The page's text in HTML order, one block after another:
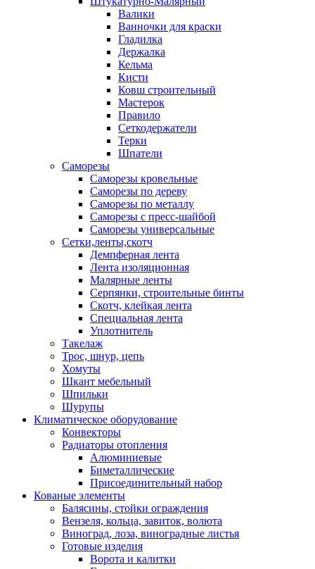
Валики
Ванночки для краски
Гладилка
Держалка
Кельма
Кисти
Ковш строительный
Мастерок
Правило
Сеткодержатели
Терки
Шпатели
Саморезы
Саморезы кровельные
Саморезы по дереву
Саморезы по металлу
Саморезы с пресс-шайбой
Саморезы универсальные
Сетки,ленты,скотч
Демпферная лента
Лента изоляционная
Малярные ленты
Серпянки, строительные бинты
Скотч, клейкая лента
Специальная лента
Уплотнитель
Такелаж
Трос, шнур, цепь
Хомуты
Шкант мебельный
Шпильки
Шурупы
Климатическое оборудование
Конвекторы
Радиаторы отопления
Алюминиевые
Биметаллические
Присоединительный набор
Кованые элементы
Балясины, стойки ограждения
Вензеля, кольца, завиток, волюта
Виноград, лоза, виноградные листья
Готовые изделия
Ворота и калитки